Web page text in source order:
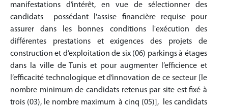
manifestations d’intérêt, en vue de sélectionner des
candidats possédant l'assise financière requise pour
assurer dans les bonnes conditions l'exécution des
différentes prestations et exigences des projets de
construction et d’exploitation de six (06) parkings à étages
dans la ville de Tunis et pour augmenter l’efficience et
l’efficacité technologique et d’innovation de ce secteur [le
nombre minimum de candidats retenus par site est fixé à
trois (03), le nombre maximum à cinq (05)], les candidats